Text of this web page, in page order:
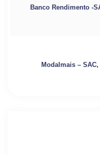
Banco Rendimento -
Modalmais –